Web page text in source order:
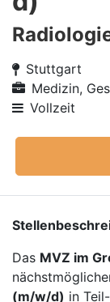
Stuttgart
Medizin,
Vollzeit
Das MVZ im
(m/w/d) in